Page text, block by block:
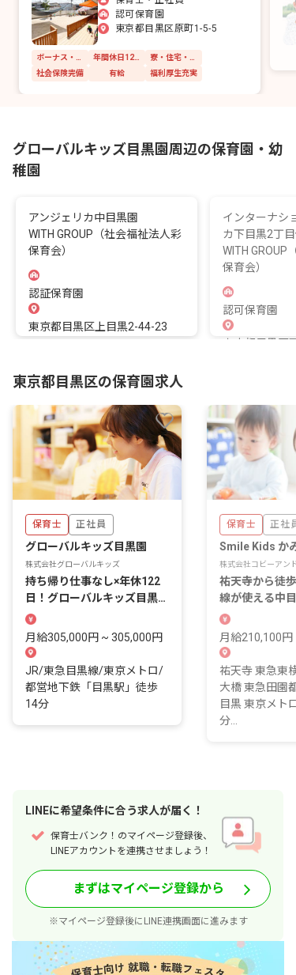
認可保育園
東京都目黒区原町1-5-5
社会保険完備
有給 福利厚生充実
グローバルキッズ目黒園周辺の保育園・幼
稚園
アンジェリカ中目黒園
WITH GROUP（社会福祉法人彩
保育会）
認証保育園
東京都目黒区上目黒2-44-23
インターナシ
カ下目黒2丁目
WITH GROUP
保育会）
認可保育園
東京都目黒区
東京都目黒区の保育園求人
保育士 正社員
グローバルキッズ目黒園
株式会社グローバルキッズ
持ち帰り仕事なし×年休122
日！グローバルキッズ目黒園
で保育士募集
月給305,000円 ~ 305,000円
JR/東急目黒線/東京メトロ/
都営地下鉄「目黒駅」徒歩
14分
保育士 正社員
Smile Kids か
株式会社コビーアン
祐天寺から徒
線が使える中
日の始まりと
保育園です。
月給210,100円 ~
祐天寺 東急東
大橋 東急田園
目黒 東京メト
分...
LINEに希望条件に合う求人が届く！
保育士バンク！のマイページ登録後、
LINEアカウントを連携させましょう！
まずはマイページ登録から
※マイページ登録後にLINE連携画面に進みます